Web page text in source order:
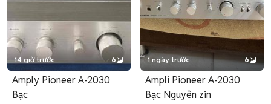
14 giờ trước 6
Amply Pioneer A-2030
Bạc
1 ngày trước 6
Ampli Pioneer A-2030
Bạc Nguyên zin